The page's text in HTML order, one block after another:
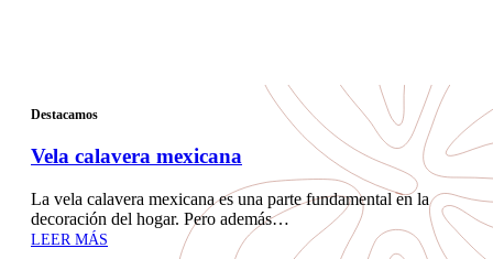
Destacamos
Vela calavera mexicana
La vela calavera mexicana es una parte fundamental en la
decoración del hogar. Pero además…
LEER MÁS